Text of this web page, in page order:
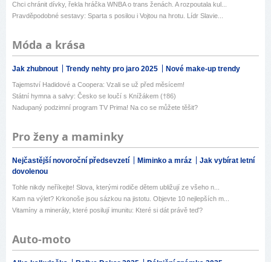
Chci chránit dívky, řekla hráčka WNBA o trans ženách. A rozpoutala kul...
Pravděpodobné sestavy: Sparta s posilou i Vojtou na hrotu. Lídr Slavie...
Móda a krása
Jak zhubnout Trendy nehty pro jaro 2025 Nové make-up trendy
Tajemství Hadidové a Coopera: Vzali se už před měsícem!
Státní hymna a salvy: Česko se loučí s Knížákem (†86)
Nadupaný podzimní program TV Prima! Na co se můžete těšit?
Pro ženy a maminky
Nejčastější novoroční předsevzetí Miminko a mráz
Jak vybírat letní
dovolenou
Tohle nikdy neříkejte! Slova, kterými rodiče dětem ubližují ze všeho n...
Kam na výlet? Krkonoše jsou sázkou na jistotu. Objevte 10 nejlepších m...
Vitamíny a minerály, které posilují imunitu: Které si dát právě teď?
Auto-moto